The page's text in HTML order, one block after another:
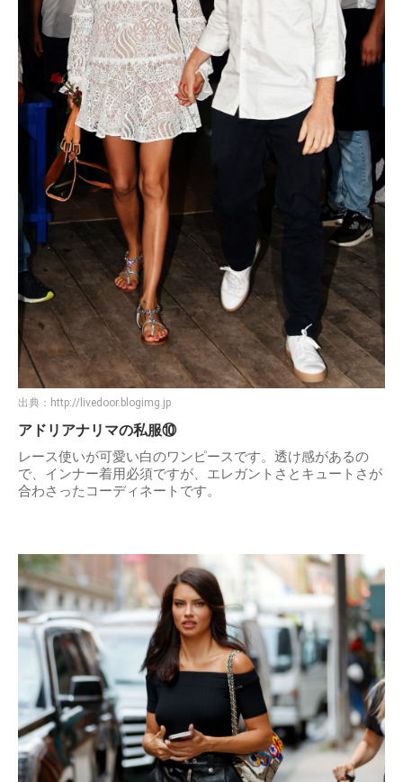
出典： http://livedoor.blogimg.jp
アドリアナリマの私服⑩
レース使いが可愛い白のワンピースです。透け感があるの
で、インナー着用必須ですが、エレガントさとキュートさが
合わさったコーディネートです。